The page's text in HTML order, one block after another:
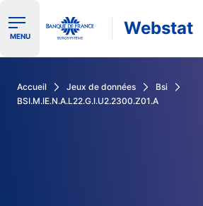
Ouvrir le menu de navigation
MENU Webstat
Accueil Jeux de données
Bsi
BSI.M.IE.N.A.L22.G.I.U2.2300.Z01.A